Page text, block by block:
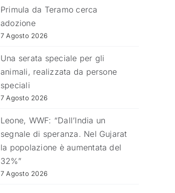
Primula da Teramo cerca
adozione
7 Agosto 2026
Una serata speciale per gli
animali, realizzata da persone
speciali
7 Agosto 2026
Leone, WWF: “Dall’India un
segnale di speranza. Nel Gujarat
la popolazione è aumentata del
32%”
7 Agosto 2026